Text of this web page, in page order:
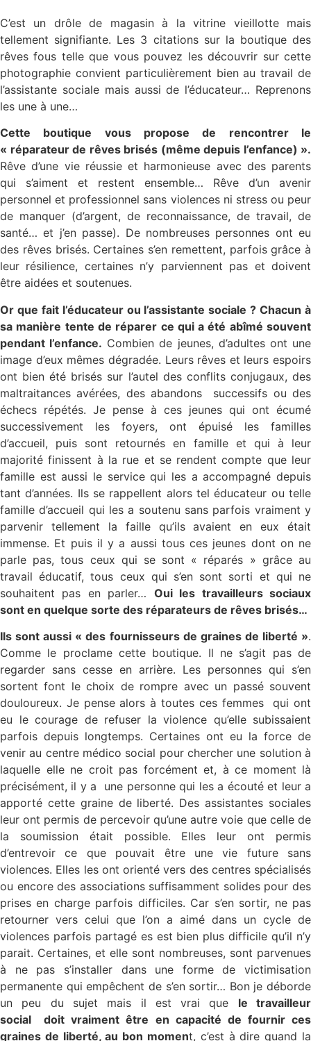
C’est un drôle de magasin à la vitrine vieillotte mais
tellement signifiante. Les 3 citations sur la boutique des
rêves fous telle que vous pouvez les découvrir sur cette
photographie convient particulièrement bien au travail de
l’assistante sociale mais aussi de l’éducateur… Reprenons
les une à une…
Cette boutique vous propose de rencontrer le
« réparateur de rêves brisés (même depuis l’enfance) ».
Rêve d’une vie réussie et harmonieuse avec des parents
qui s’aiment et restent ensemble… Rêve d’un avenir
personnel et professionnel sans violences ni stress ou peur
de manquer (d’argent, de reconnaissance, de travail, de
santé… et j’en passe). De nombreuses personnes ont eu
des rêves brisés. Certaines s’en remettent, parfois grâce à
leur résilience, certaines n’y parviennent pas et doivent
être aidées et soutenues.
Or que fait l’éducateur ou l’assistante sociale ? Chacun à
sa manière tente de réparer ce qui a été abîmé souvent
pendant l’enfance. Combien de jeunes, d’adultes ont une
image d’eux mêmes dégradée. Leurs rêves et leurs espoirs
ont bien été brisés sur l’autel des conflits conjugaux, des
maltraitances avérées, des abandons successifs ou des
échecs répétés. Je pense à ces jeunes qui ont écumé
successivement les foyers, ont épuisé les familles
d’accueil, puis sont retournés en famille et qui à leur
majorité finissent à la rue et se rendent compte que leur
famille est aussi le service qui les a accompagné depuis
tant d’années. Ils se rappellent alors tel éducateur ou telle
famille d’accueil qui les a soutenu sans parfois vraiment y
parvenir tellement la faille qu’ils avaient en eux était
immense. Et puis il y a aussi tous ces jeunes dont on ne
parle pas, tous ceux qui se sont « réparés » grâce au
travail éducatif, tous ceux qui s’en sont sorti et qui ne
souhaitent pas en parler… Oui les travailleurs sociaux
sont en quelque sorte des réparateurs de rêves brisés…
Ils sont aussi « des fournisseurs de graines de liberté ».
Comme le proclame cette boutique. Il ne s’agit pas de
regarder sans cesse en arrière. Les personnes qui s’en
sortent font le choix de rompre avec un passé souvent
douloureux. Je pense alors à toutes ces femmes qui ont
eu le courage de refuser la violence qu’elle subissaient
parfois depuis longtemps. Certaines ont eu la force de
venir au centre médico social pour chercher une solution à
laquelle elle ne croit pas forcément et, à ce moment là
précisément, il y a une personne qui les a écouté et leur a
apporté cette graine de liberté. Des assistantes sociales
leur ont permis de percevoir qu’une autre voie que celle de
la soumission était possible. Elles leur ont permis
d’entrevoir ce que pouvait être une vie future sans
violences. Elles les ont orienté vers des centres spécialisés
ou encore des associations suffisamment solides pour des
prises en charge parfois difficiles. Car s’en sortir, ne pas
retourner vers celui que l’on a aimé dans un cycle de
violences parfois partagé es est bien plus difficile qu’il n’y
parait. Certaines, et elle sont nombreuses, sont parvenues
à ne pas s’installer dans une forme de victimisation
permanente qui empêchent de s’en sortir… Bon je déborde
un peu du sujet mais il est vrai que le travailleur
social doit vraiment être en capacité de fournir ces
graines de liberté, au bon moment, c’est à dire quand la